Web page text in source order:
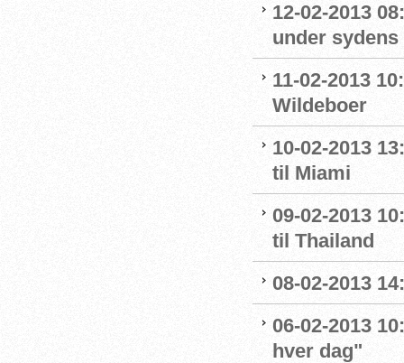
12-02-2013
under sydens
11-02-2013
Wildeboer
10-02-2013
til Miami
09-02-2013
til Thailand
08-02-2013
06-02-2013
hver dag"